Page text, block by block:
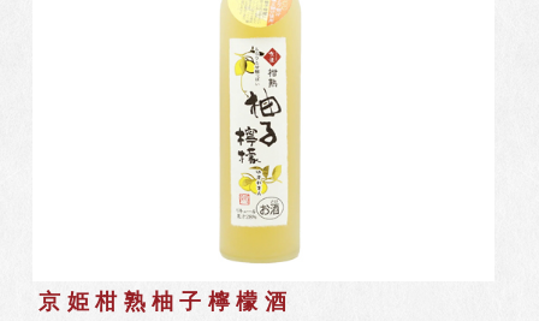
京姫柑熟柚子檸檬酒